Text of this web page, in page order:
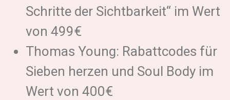
Schritte der Sichtbarkeit“ im Wert
von 499€
Thomas Young: Rabattcodes für
Sieben herzen und Soul Body im
Wert von 400€